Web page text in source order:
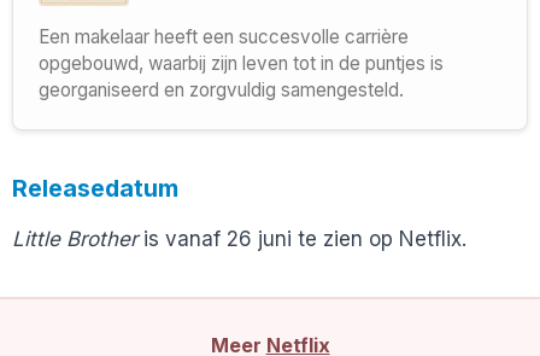
Een makelaar heeft een succesvolle carrière
opgebouwd, waarbij zijn leven tot in de puntjes is
georganiseerd en zorgvuldig samengesteld.
Releasedatum
Little Brotheris vanaf 26 juni te zien op Netflix.
Meer Netflix